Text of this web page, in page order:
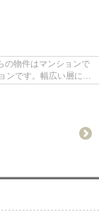
の物件はマンションで
ンです。幅広い層に好